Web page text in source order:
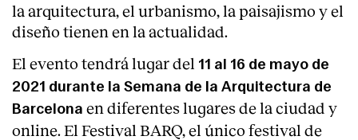
la arquitectura, el urbanismo, la paisajismo y el
diseño tienen en la actualidad.
El evento tendrá lugar del 11 al 16 de mayo de
2021 durante la Semana de la Arquitectura de
Barcelona en diferentes lugares de la ciudad y
online. El Festival BARQ, el único festival de